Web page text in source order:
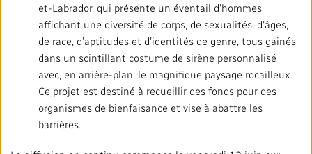
et-Labrador, qui présente un éventail d’hommes
affichant une diversité de corps, de sexualités, d’âges,
de race, d’aptitudes et d’identités de genre, tous gainés
dans un scintillant costume de sirène personnalisé
avec, en arrière-plan, le magnifique paysage rocailleux.
Ce projet est destiné à recueillir des fonds pour des
organismes de bienfaisance et vise à abattre les
barrières.